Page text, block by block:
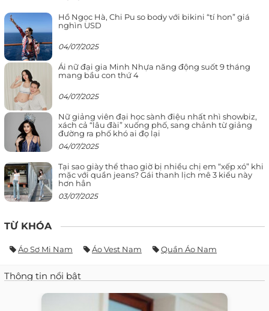
Hồ Ngọc Hà, Chi Pu so body với bikini “tí hon” giá
nghìn USD
04/07/2025
Ái nữ đại gia Minh Nhựa năng động suốt 9 tháng
mang bầu con thứ 4
04/07/2025
Nữ giảng viên đại học sành điệu nhất nhì showbiz,
xách cả “lâu đài” xuống phố, sang chảnh từ giảng
đường ra phố khó ai đọ lại
04/07/2025
Tại sao giày thể thao giờ bị nhiều chị em “xếp xó” khi
mặc với quần jeans? Gái thanh lịch mê 3 kiểu này
hơn hẳn
03/07/2025
TỪ KHÓA
Áo Sơ Mi Nam Áo Vest Nam Quần Áo Nam
Thông tin nổi bật